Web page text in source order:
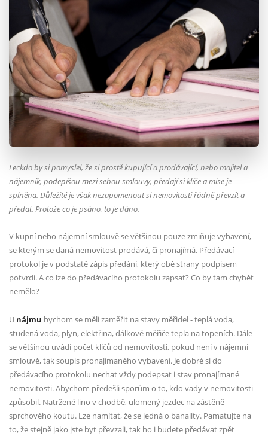
Leckdo by si pomyslel, že si prostě kupující a prodávající, nebo majitel a
nájemník, podepíšou mezi sebou smlouvy, předají si klíče a mise je
splněna. Důležité je však nezapomenout si nemovitosti řádně převzít a
předat. Protože co je psáno, to je dáno.
V kupní nebo nájemní smlouvě se většinou pouze zmiňuje vybavení,
se kterým se daná nemovitost prodává, či pronajímá. Předávací
protokol je v podstatě zápis předání, který obě strany podpisem
potvrdí. A co lze do předávacího protokolu zapsat? Co by tam chybět
nemělo?
U nájmu bychom se měli zaměřit na stavy měřidel - teplá voda,
studená voda, plyn, elektřina, dálkové měřiče tepla na topeních. Dále
se většinou uvádí počet klíčů od nemovitosti, pokud není v nájemní
smlouvě, tak soupis pronajímaného vybavení. Je dobré si do
předávacího protokolu nechat vždy podepsat i stav pronajímané
nemovitosti. Abychom předešli sporům o to, kdo vady v nemovitosti
způsobil. Natržené lino v chodbě, ulomený jezdec na zástěně
sprchového koutu. Lze namítat, že se jedná o banality. Pamatujte na
to, že stejně jako jste byt převzali, tak ho i budete předávat zpět